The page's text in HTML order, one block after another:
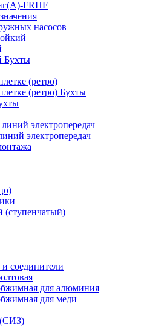
FRHF
насосов
Бухты
(ретро)
(ретро) Бухты
электропередач
электропередач
(ступенчатый)
соединители
для алюминия
для меди
(СИЗ)